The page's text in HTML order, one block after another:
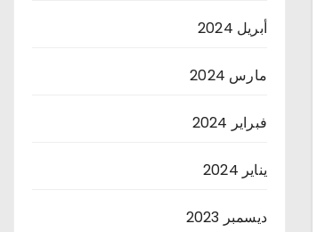
أبريل 2024
مارس 2024
فبراير 2024
يناير 2024
ديسمبر 2023